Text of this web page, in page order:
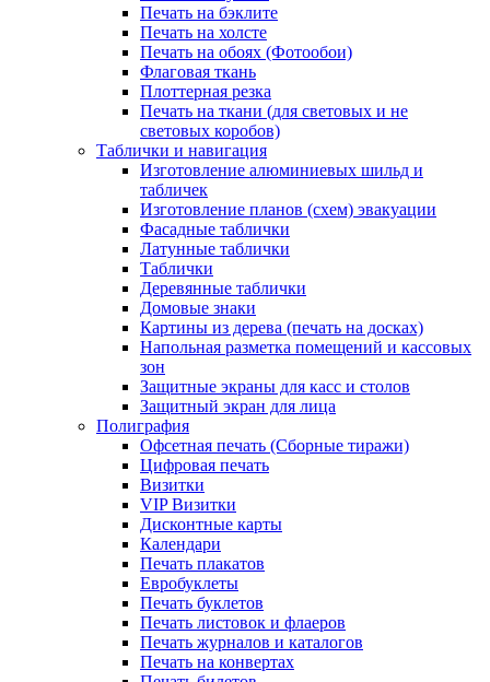
Печать на бэклите
Печать на холсте
Печать на обоях (Фотообои)
Флаговая ткань
Плоттерная резка
Печать на ткани (для световых и не
световых коробов)
Таблички и навигация
Изготовление алюминиевых шильд и
табличек
Изготовление планов (схем) эвакуации
Фасадные таблички
Латунные таблички
Таблички
Деревянные таблички
Домовые знаки
Картины из дерева (печать на досках)
Напольная разметка помещений и кассовых
зон
Защитные экраны для касс и столов
Защитный экран для лица
Полиграфия
Офсетная печать (Сборные тиражи)
Цифровая печать
Визитки
VIP Визитки
Дисконтные карты
Календари
Печать плакатов
Евробуклеты
Печать буклетов
Печать листовок и флаеров
Печать журналов и каталогов
Печать на конвертах